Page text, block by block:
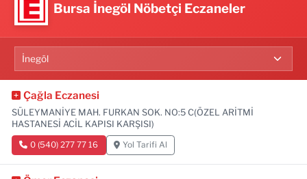
Bursa İnegöl Nöbetçi Eczaneler
Çağla Eczanesi
SÜLEYMANİYE MAH. FURKAN SOK. NO:5 C(ÖZEL ARİTMİ
HASTANESİ ACİL KAPISI KARŞISI)
0 (540) 277 77 16 Yol Tarifi Al